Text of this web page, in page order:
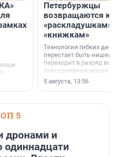
Петербуржцы
возвращаются к
«раскладушкам»
«книжкам»
Технология гибких
перестает быть
переходит в разряд
повседневных
5 августа, 13:56
5
дронами и
одиннадцати